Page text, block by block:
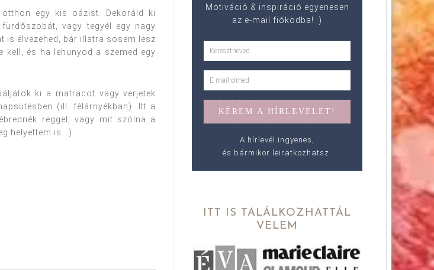
egy kis oázist. Dekoráld ki
vagy tegyél egy nagy
is élvezehed, bár illatra sosem lesz
és ha lehunyod a szemed egy
ki a matracot vagy verjetek
(ill. félárnyékban). Itt a
reggel, vagy mit szólna a
helyettem is. :)
Motiváció & inspiráció egyenesen
az e-mail fiókodba! :)
A hírlevél ingyenes,
és bármikor leiratkozhatsz.
ITT IS TALÁLKOZHATTÁL
VELEM